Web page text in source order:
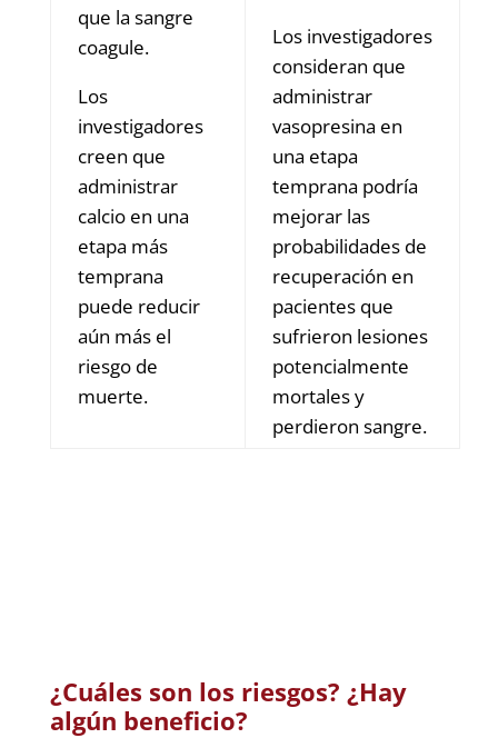
que la sangre
coagule.
Los
investigadores
creen que
administrar
calcio en una
etapa más
temprana
puede reducir
aún más el
riesgo de
muerte.
Los investigadores
consideran que
administrar
vasopresina en
una etapa
temprana podría
mejorar las
probabilidades de
recuperación en
pacientes que
sufrieron lesiones
potencialmente
mortales y
perdieron sangre.
¿Cuáles son los riesgos? ¿Hay
algún beneficio?